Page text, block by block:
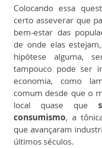
Colocando essa
certo asseverar que
bem-estar das
de onde elas
hipótese alguma,
tampouco pode ser
economia, como
comum desde que o
local quase que
consumismo, a
que avançaram
últimos séculos.